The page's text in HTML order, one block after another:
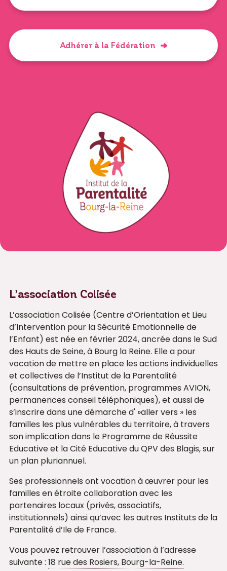
Adhérer à la Fédération
L’association Colisée
L’association Colisée (Centre d’Orientation et Lieu
d’Intervention pour la Sécurité Emotionnelle de
l’Enfant) est née en février 2024, ancrée dans le Sud
des Hauts de Seine, à Bourg la Reine. Elle a pour
vocation de mettre en place les actions individuelles
et collectives de l’Institut de la Parentalité
(consultations de prévention, programmes AVION,
permanences conseil téléphoniques), et aussi de
s’inscrire dans une démarche d' »aller vers » les
familles les plus vulnérables du territoire, à travers
son implication dans le Programme de Réussite
Educative et la Cité Educative du QPV des Blagis, sur
un plan pluriannuel.
Ses professionnels ont vocation à œuvrer pour les
familles en étroite collaboration avec les
partenaires locaux (privés, associatifs,
institutionnels) ainsi qu’avec les autres Instituts de la
Parentalité d’Ile de France.
Vous pouvez retrouver l’association à l’adresse
suivante : 18 rue des Rosiers, Bourg-la-Reine.